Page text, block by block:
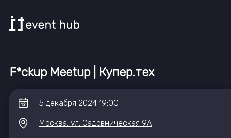
F*ckup Meetup | Купер.тех
5 декабря 2024 19:00
Москва, ул. Садовническая 9А